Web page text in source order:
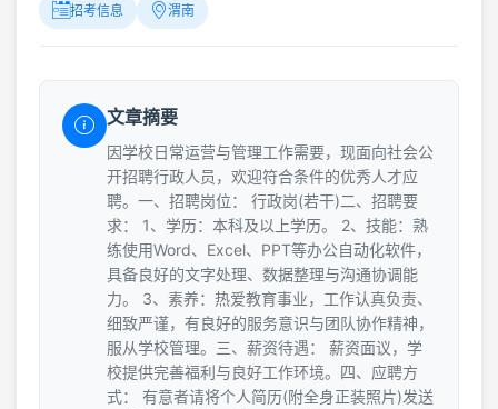
招考信息 渭南
文章摘要
因学校日常运营与管理工作需要，现面向社会公
开招聘行政人员，欢迎符合条件的优秀人才应
聘。一、招聘岗位： 行政岗(若干)二、招聘要
求： 1、学历：本科及以上学历。 2、技能：熟
练使用Word、Excel、PPT等办公自动化软件，
具备良好的文字处理、数据整理与沟通协调能
力。 3、素养：热爱教育事业，工作认真负责、
细致严谨，有良好的服务意识与团队协作精神，
服从学校管理。三、薪资待遇： 薪资面议，学
校提供完善福利与良好工作环境。四、应聘方
式： 有意者请将个人简历(附全身正装照片)发送